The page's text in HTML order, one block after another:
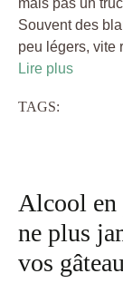
mais pas un
Souvent des
peu légers, vite
Lire plus
TAGS:
Alcool en
ne plus
vos